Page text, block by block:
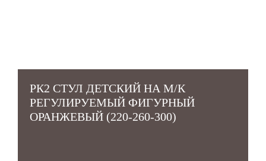
РК2 СТУЛ ДЕТСКИЙ НА М/К
РЕГУЛИРУЕМЫЙ ФИГУРНЫЙ
ОРАНЖЕВЫЙ (220-260-300)